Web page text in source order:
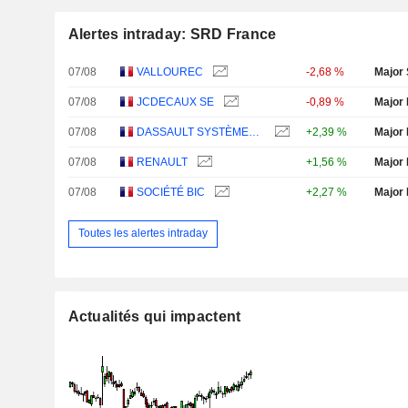
Alertes intraday: SRD France
07/08 VALLOUREC -2,68 % Major
07/08 JCDECAUX SE -0,89 % Major
07/08 +2,39 % Major
07/08 RENAULT +1,56 % Major
07/08 SOCIÉTÉ BIC +2,27 % Major
Toutes les alertes intraday
Actualités qui impactent